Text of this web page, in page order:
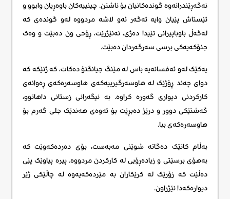
نەگەڕێندرانەوە گوندەکانیان بۆ ناشتن. چینییەکان باوەڕیان وابوو و
ئێستاش پێیان وایە ئەگەر ئەو لاشە مردووە لەو گوندەی کە
لەگەڵ باوباپیرانی تێیدا دەژی، نەنێژرێت، ڕۆحی ون دەبێت و وەک
جنۆکەیەکی برسی سەرگەردان دەبێت.
یەکێک لەو ئەفسانەیە باس لە مێنگ جیانگنۆ دەکات، کە ژنێکە کە
دوای چەند ڕۆژێک لە هاوسەرگیرییەکەی هاوسەرەکەی ڕەوانەی
کارکردنی دیواری گەورە کراوە. بە نیگەرانی زستانی داهاتوو،
گەشتێکی دوور و درێژ دەبڕێت بۆ ئەوەی هەندێک جلی گەرم بۆ
هاوسەرەکەی ببا.
بەڵام کاتێک دەگاتە شوێنی مەبەست، بۆی دەردەکەوێت کە
بەهۆی برسێتی و زیادەڕۆیی لە کارکردن مردووە. پیرە پیاوێک پێی
دەڵێت کە زۆرێک لە کرێکاران بە مێردەکەیەوە لە چاڵێکی ژێر
دیوارەکەدا نێژراون.